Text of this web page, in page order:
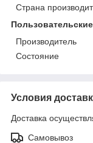
Страна
Производитель
Состояние
Условия
Доставка
Самовывоз